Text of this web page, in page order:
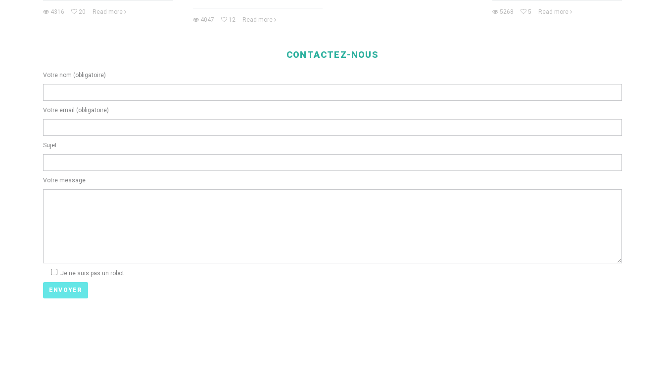
4316 20 Read more
4047 12 Read more
5268 5 Read more
CONTACTEZ-NOUS
Votre nom (obligatoire)
Votre email (obligatoire)
Sujet
Votre message
Je ne suis pas un robot